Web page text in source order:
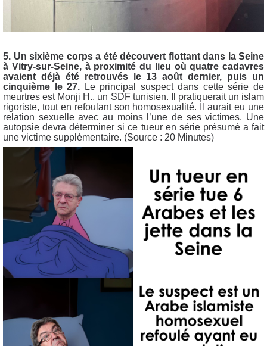
5. Un sixième corps a été découvert flottant dans la Seine
à Vitry-sur-Seine, à proximité du lieu où quatre cadavres
avaient déjà été retrouvés le 13 août dernier, puis un
cinquième le 27. Le principal suspect dans cette série de
meurtres est Monji H., un SDF tunisien. Il pratiquerait un islam
rigoriste, tout en refoulant son homosexualité. Il aurait eu une
relation sexuelle avec au moins l’une de ses victimes. Une
autopsie devra déterminer si ce tueur en série présumé a fait
une victime supplémentaire. (Source : 20 Minutes)